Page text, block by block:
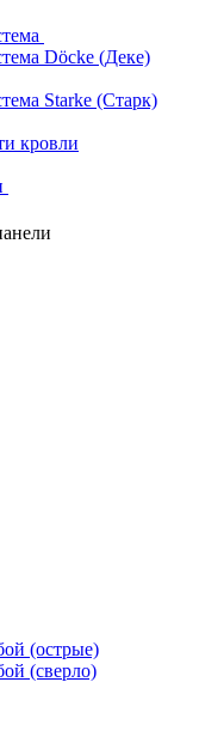
Döcke (Деке)
Starke (Старк)
кровли
(острые)
(сверло)